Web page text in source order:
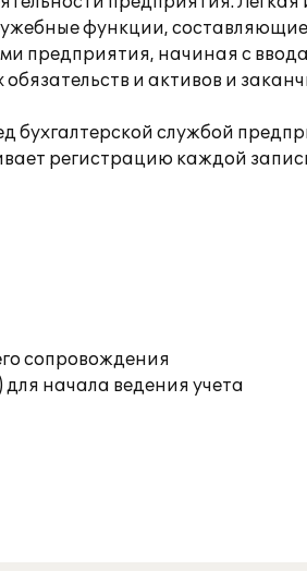
функции,
предприятия, начиная с
и активов и
бухгалтерской службой
регистрацию каждой
сопровождения
начала ведения учета